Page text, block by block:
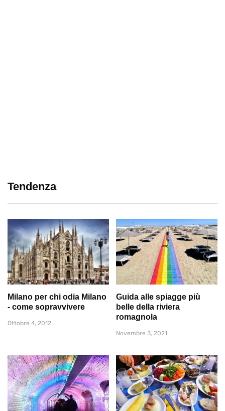
Tendenza
Milano per chi odia Milano
- come sopravvivere
Ottobre 4, 2012
Guida alle spiagge più
belle della riviera
romagnola
Novembre 3, 2021